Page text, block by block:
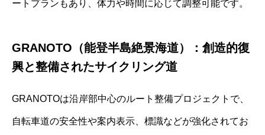
ートプランもあり、体力や時間に応じて調整可能です。
GRANOTO（能登半島絶景海道）：創造的復
興と整備されたサイクリング道
GRANOTOは沿岸部中心のルート整備プロジェクトで、
自転車道の安全性や案内表示、標識などが強化されてお